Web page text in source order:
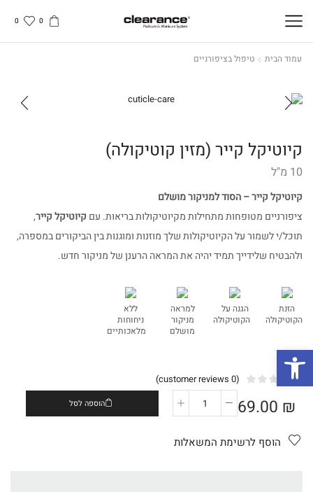
0
0
עמוד הבית טיפול בציפורניים
קיוטיקל קייר (מזין קוטיקולה)
10 מ"ל
קיוטיקל קייר – הסוד למניקור מושלם
ציפורניים מטופחות מתחילות מקיוטיקולות בריאות. עם קיוטיקל קייר,
תוכל/י לשמור על הקיוטיקולות שלך מוזנות ומוגנות בין הביקורים במספרה,
ולהבטיח שלידייך תמיד יהיה את המראה הרענן של מניקור חדש.
הזנת
הקוטיקולה
הגנה על
הקוטיקולה
למראה
מניקור
מושלם
ללא
ניחוחות
מלאכותיים
(
0
69.00 ₪
כמות
של
קייר
הוספה לסל
הוסף לרשימת המשאלות
פתח סרגל נגישות